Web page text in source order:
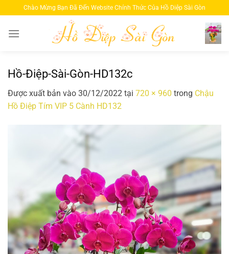
qua
nội
Chào Mừng Bạn Đã Đến Website Chính Thức Của Hồ Diệp Sài Gòn
Hồ-Điệp-Sài-Gòn-HD132c
Được xuất bản vào 30/12/2022 tại 720 × 960 trong Chậu
Hồ Điệp Tím VIP 5 Cành HD132